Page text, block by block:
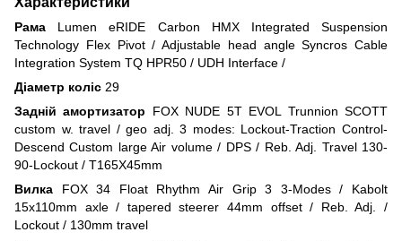
Рама Lumen eRIDE Carbon HMX Integrated Suspension
Technology Flex Pivot / Adjustable head angle Syncros Cable
Integration System TQ HPR50 / UDH Interface /
Діаметр коліс 29
Задній амортизатор FOX NUDE 5T EVOL Trunnion SCOTT
custom w. travel / geo adj. 3 modes: Lockout-Traction Control-
Descend Custom large Air volume / DPS / Reb. Adj. Travel 130-
90-Lockout / T165X45mm
Вилка FOX 34 Float Rhythm Air Grip 3 3-Modes / Kabolt
15x110mm axle / tapered steerer 44mm offset / Reb. Adj. /
Lockout / 130mm travel